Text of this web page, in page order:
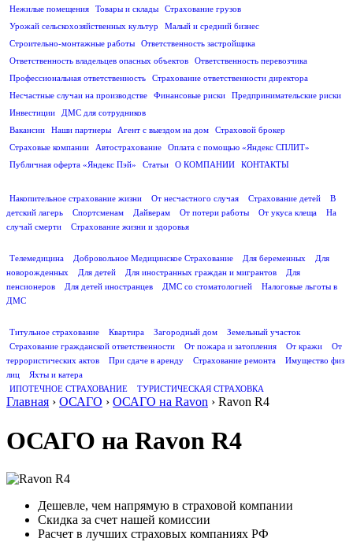
Нежилые помещения
Товары и склады
Страхование грузов
Урожай сельскохозяйственных культур
Малый и средний бизнес
Строительно-монтажные работы
Ответственность застройщика
Ответственность владельцев опасных объектов
Ответственность перевозчика
Профессиональная ответственность
Страхование ответственности директора
Несчастные случаи на производстве
Финансовые риски
Предпринимательские риски
Инвестиции
ДМС для сотрудников
Вакансии
Наши партнеры Агент с выездом на дом
Страховой брокер
Страховые компании
Автострахование
Оплата с помощью «Яндекс СПЛИТ»
Публичная оферта «Яндекс Пэй»
Статьи О КОМПАНИИ
КОНТАКТЫ
Накопительное страхование жизни
От несчастного случая Страхование детей
В
детский лагерь
Спортсменам Дайверам От потери работы От укуса клеща
На
случай смерти
Страхование жизни и здоровья
Телемедицина
Добровольное Медицинское Страхование Для беременных
Для
новорожденных
Для детей Для иностранных граждан и мигрантов
Для
пенсионеров
Для детей иностранцев ДМС со стоматологией
Налоговые льготы в
ДМС
Титульное страхование
Квартира Загородный дом
Земельный участок
Страхование гражданской ответственности
От пожара и затопления От кражи
От
террористических актов
При сдаче в аренду Страхование ремонта
Имущество физ
лиц
Яхты и катера
ИПОТЕЧНОЕ СТРАХОВАНИЕ
ТУРИСТИЧЕСКАЯ СТРАХОВКА
Главная › ОСАГО › ОСАГО на Ravon › Ravon R4
ОСАГО на Ravon R4
Дешевле, чем напрямую в страховой компании
Скидка за счет нашей комиссии
Расчет в лучших страховых компаниях РФ